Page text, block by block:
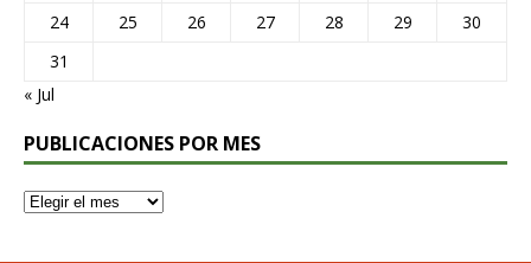
24
25 26 27 28 29
30
31
« Jul
PUBLICACIONES POR MES